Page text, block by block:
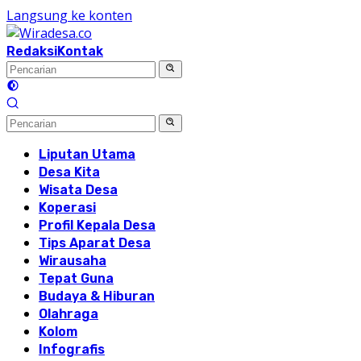
Langsung ke konten
RedaksiKontak
Liputan Utama
Desa Kita
Wisata Desa
Koperasi
Profil Kepala Desa
Tips Aparat Desa
Wirausaha
Tepat Guna
Budaya & Hiburan
Olahraga
Kolom
Infografis